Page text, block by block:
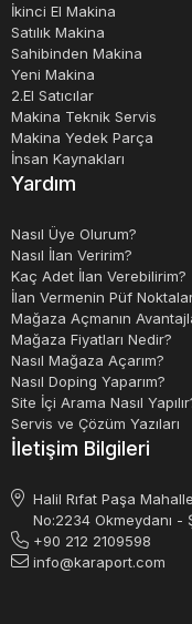
Sahibinden satılık
uygun fiyatlı bir
makinelerin
kaliteli bir ürün
İkinci El Makina
Satılık Makina
Sahibinden Makina
Yeni Makina
2.El Satıcılar
Makina Teknik Servis
Makina Yedek Parça
İnsan Kaynakları
Yardım
Nasıl Üye Olurum?
Nasıl İlan Veririm?
Kaç Adet İlan Verebilirim?
İlan Vermenin Püf
Mağaza Açmanın
Mağaza Fiyatları Nedir?
Nasıl Mağaza Açarım?
Nasıl Doping Yaparım?
Site İçi Arama Nasıl
Servis ve Çözüm Yazıları
İletişim Bilgileri
Halil Rıfat Paşa
No:2234 Okmeydanı
+90 212 2109598
info@karaport.com